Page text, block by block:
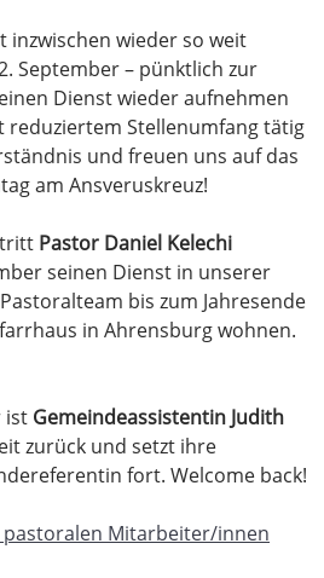
inzwischen wieder so weit
September – pünktlich zur
Dienst wieder aufnehmen
reduziertem Stellenumfang tätig
und freuen uns auf das
am Ansveruskreuz!
Pastor Daniel Kelechi
seinen Dienst in unserer
bis zum Jahresende
in Ahrensburg wohnen.
ist Gemeindeassistentin Judith
zurück und setzt ihre
fort. Welcome back!
Mitarbeiter/innen